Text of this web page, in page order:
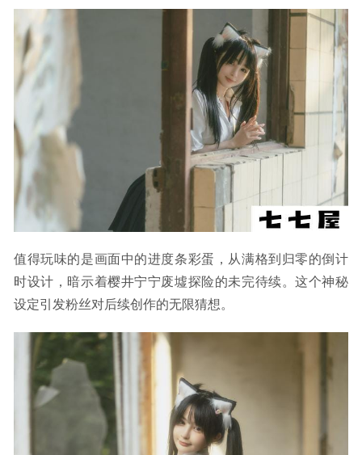
值得玩味的是画面中的进度条彩蛋，从满格到归零的倒计
时设计，暗示着樱井宁宁废墟探险的未完待续。这个神秘
设定引发粉丝对后续创作的无限猜想。